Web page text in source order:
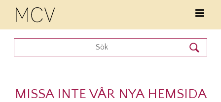
MISSA INTE VÅR NYA HEMSIDA